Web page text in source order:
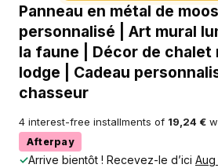
Panneau en métal de
personnalisé | Art mural
la faune | Décor de
lodge | Cadeau
chasseur
4 interest-free installments of 19,24 €
Afterpay
✓Arrive bientôt ! Recevez-le d’ici Aug